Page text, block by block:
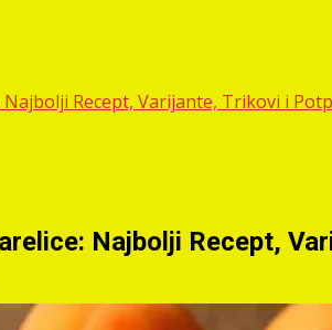
Recept, Varijante, Trikovi i
Najbolji Recept,